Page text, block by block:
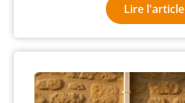
Lire l'article